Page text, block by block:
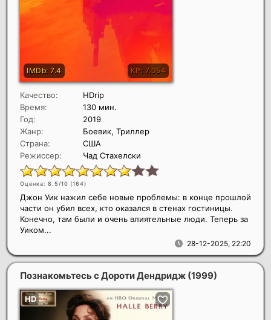
Качество:
HDrip
Время:
130 мин.
Год:
2019
Жанр:
Боевик, Триллер
Страна:
США
Режиссер:
Чад Стахелски
Оценка: 8.5/10 (164)
28-12-2025, 22:20
Джон Уик нажил себе новые проблемы: в конце прошлой
части он убил всех, кто оказался в стенах гостиницы.
Конечно, там были и очень влиятельные люди. Теперь за
Уиком...
Познакомьтесь с Дороти Дендридж (1999)